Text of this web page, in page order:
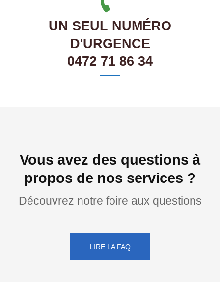
UN SEUL NUMÉRO
D'URGENCE
0472 71 86 34
Vous avez des questions à
propos de nos services ?
Découvrez notre foire aux questions
LIRE LA FAQ